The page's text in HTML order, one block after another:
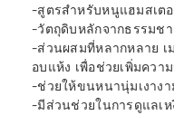
-สูตรสำหรับหนูแฮมสเต
-วัตถุดิบหลักจากธรรมช
-ส่วนผสมที่หลากหลาย
อบแห้ง เพื่อช่วยเพิ่มควา
-ช่วยให้ขนหนานุ่มเงาง
-มีส่วนช่วยในการดูแลเ